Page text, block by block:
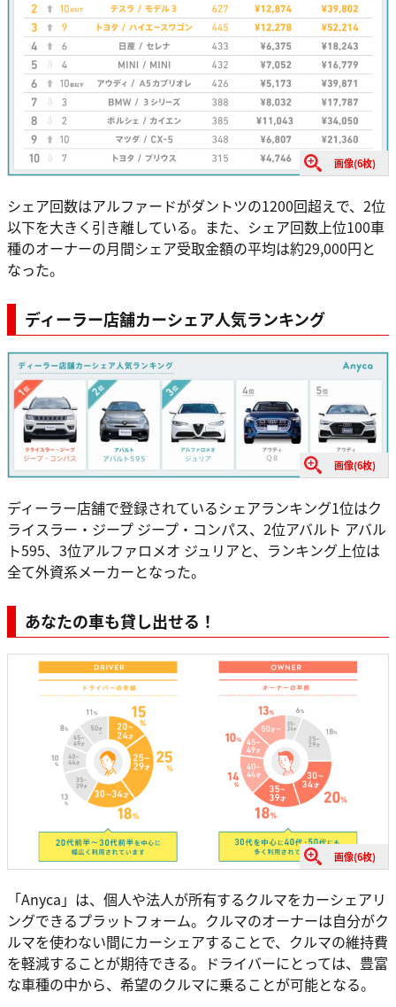
画像(6枚)
シェア回数はアルファードがダントツの1200回超えで、2位
以下を大きく引き離している。また、シェア回数上位100車
種のオーナーの月間シェア受取金額の平均は約29,000円と
なった。
ディーラー店舗カーシェア人気ランキング
画像(6枚)
ディーラー店舗で登録されているシェアランキング1位はク
ライスラー・ジープ ジープ・コンパス、2位アバルト アバル
ト595、3位アルファロメオ ジュリアと、ランキング上位は
全て外資系メーカーとなった。
あなたの車も貸し出せる！
画像(6枚)
「Anyca」は、個人や法人が所有するクルマをカーシェアリ
ングできるプラットフォーム。クルマのオーナーは自分がク
ルマを使わない間にカーシェアすることで、クルマの維持費
を軽減することが期待できる。ドライバーにとっては、豊富
な車種の中から、希望のクルマに乗ることが可能となる。